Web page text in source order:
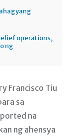
operations,
ng
Francisco Tiu
sa
na
ng ahensya